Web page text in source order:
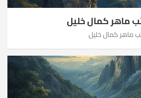
ماهر كمال خليل
ماهر كمال خليل